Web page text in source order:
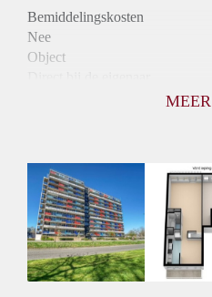
Bemiddelingskosten
Nee
Object
Huurtoeslag
Niet mogelijk
Inkomen eis
3,3 X Maandhuur Bruto
Huurtermijn
Onbepaalde termijn
MEER